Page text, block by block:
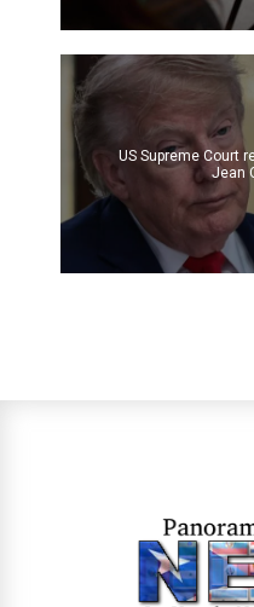
US Supreme Court
Jean